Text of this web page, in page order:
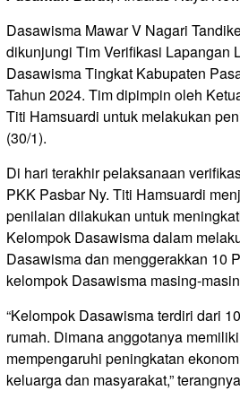
Dasawisma Mawar V Nagari
dikunjungi Tim Verifikasi Lapangan
Dasawisma Tingkat Kabupaten
Tahun 2024. Tim dipimpin oleh
Titi Hamsuardi untuk melakukan
(30/1).
Di hari terakhir pelaksanaan
PKK Pasbar Ny. Titi Hamsuardi
penilaian dilakukan untuk
Kelompok Dasawisma dalam
Dasawisma dan menggerakkan 10
kelompok Dasawisma masing-
“Kelompok Dasawisma terdiri dari
rumah. Dimana anggotanya
mempengaruhi peningkatan
keluarga dan masyarakat,”